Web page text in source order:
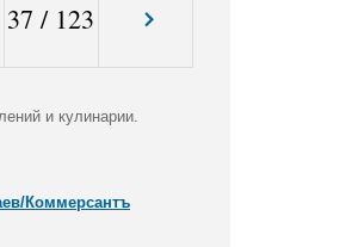
37 / 123
и кулинарии.
Коммерсантъ